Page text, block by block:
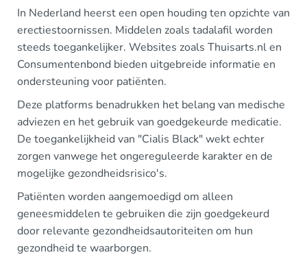
In Nederland heerst een open houding ten opzichte van
erectiestoornissen. Middelen zoals tadalafil worden
steeds toegankelijker. Websites zoals Thuisarts.nl en
Consumentenbond bieden uitgebreide informatie en
ondersteuning voor patiënten.
Deze platforms benadrukken het belang van medische
adviezen en het gebruik van goedgekeurde medicatie.
De toegankelijkheid van "Cialis Black" wekt echter
zorgen vanwege het ongereguleerde karakter en de
mogelijke gezondheidsrisico's.
Patiënten worden aangemoedigd om alleen
geneesmiddelen te gebruiken die zijn goedgekeurd
door relevante gezondheidsautoriteiten om hun
gezondheid te waarborgen.